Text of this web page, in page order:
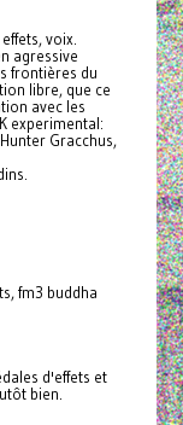
voix.
agressive
frontières du
libre, que ce
avec les
experimental:
Gracchus,
fm3 buddha
d'effets et
bien.